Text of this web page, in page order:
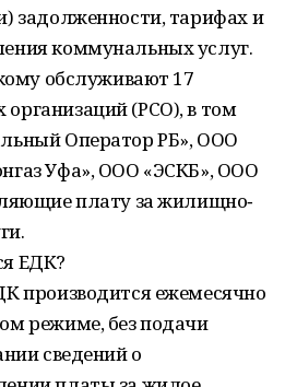
задолженности, тарифах и
коммунальных услуг.
обслуживают 17
(РСО), в том
Оператор РБ», ООО
Уфа», ООО «ЭСКБ», ООО
плату за жилищно‑
ЕДК?
производится ежемесячно
режиме, без подачи
сведений о